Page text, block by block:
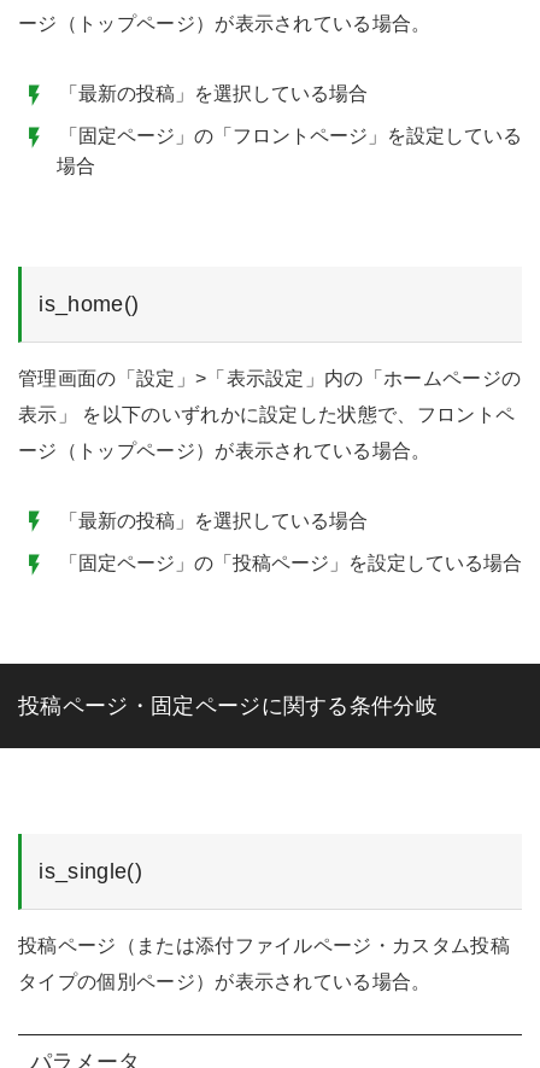
ージ（トップページ）が表示されている場合。
「最新の投稿」を選択している場合
「固定ページ」の「フロントページ」を設定している
場合
is_home()
管理画面の「設定」>「表示設定」内の「ホームページの
表示」 を以下のいずれかに設定した状態で、フロントペ
ージ（トップページ）が表示されている場合。
「最新の投稿」を選択している場合
「固定ページ」の「投稿ページ」を設定している場合
投稿ページ・固定ページに関する条件分岐
is_single()
投稿ページ（または添付ファイルページ・カスタム投稿
タイプの個別ページ）が表示されている場合。
パラメータ